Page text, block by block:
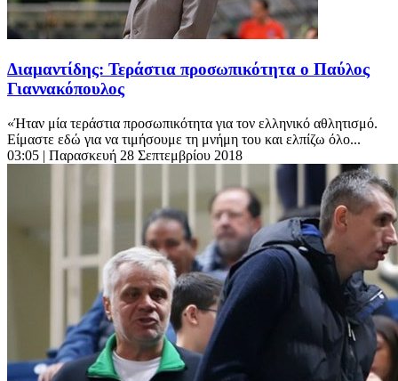
Διαμαντίδης: Τεράστια προσωπικότητα ο Παύλος
Γιαννακόπουλος
«Ήταν μία τεράστια προσωπικότητα για τον ελληνικό αθλητισμό.
Είμαστε εδώ για να τιμήσουμε τη μνήμη του και ελπίζω όλο...
03:05 | Παρασκευή 28 Σεπτεμβρίου 2018